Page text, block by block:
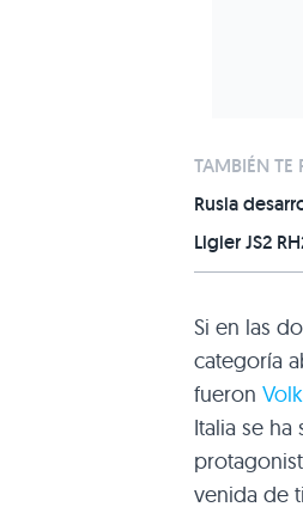
TAMBIÉN TE
Rusia
Ligier JS2
Si en las
categoría
fueron
Italia se
venida de